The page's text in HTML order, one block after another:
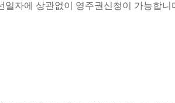
자에 상관없이 영주권신청이 가능합니